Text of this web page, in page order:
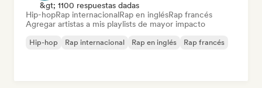
&gt; 1100 respuestas dadas
Hip-hopRap internacionalRap en inglésRap francés
Agregar artistas a mis playlists de mayor impacto
Hip-hop Rap internacional Rap en inglés Rap francés